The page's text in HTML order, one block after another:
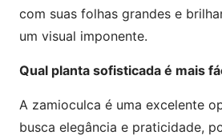
com suas folhas grandes e
um visual imponente.
Qual planta sofisticada é mais
A zamioculca é uma excelente
busca elegância e praticidade,